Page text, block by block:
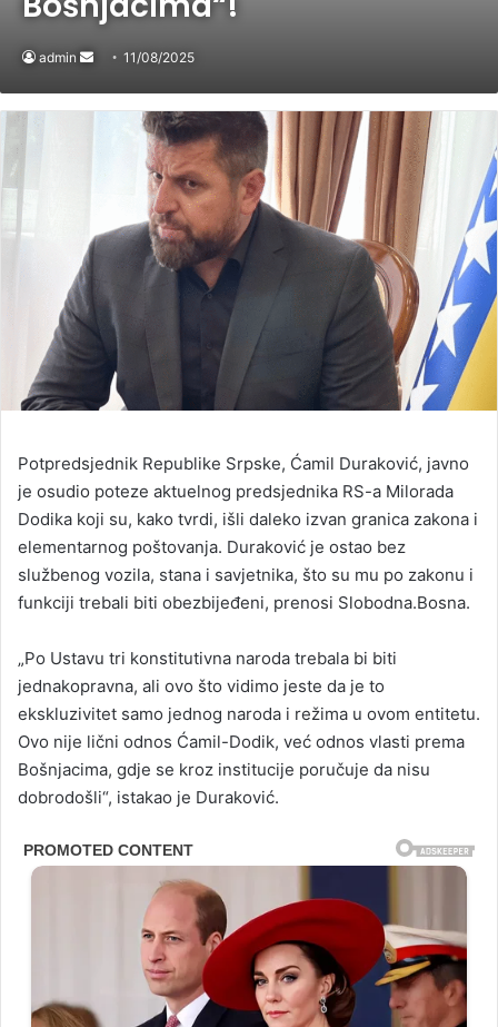
admin
Send
email
11/08/2025
Potpredsjednik Republike Srpske, Ćamil Duraković, javno
je osudio poteze aktuelnog predsjednika RS-a Milorada
Dodika koji su, kako tvrdi, išli daleko izvan granica zakona i
elementarnog poštovanja. Duraković je ostao bez
službenog vozila, stana i savjetnika, što su mu po zakonu i
funkciji trebali biti obezbijeđeni, prenosi Slobodna.Bosna.
„Po Ustavu tri konstitutivna naroda trebala bi biti
jednakopravna, ali ovo što vidimo jeste da je to
ekskluzivitet samo jednog naroda i režima u ovom entitetu.
Ovo nije lični odnos Ćamil-Dodik, već odnos vlasti prema
Bošnjacima, gdje se kroz institucije poručuje da nisu
dobrodošli“, istakao je Duraković.